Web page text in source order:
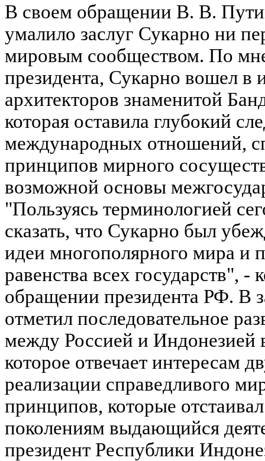
В своем обращении В. В.
умалило заслуг Сукарно ни
мировым сообществом. По
президента, Сукарно вошел в
архитекторов знаменитой
которая оставила глубокий
международных отношений,
принципов мирного
возможной основы
"Пользуясь терминологией
сказать, что Сукарно был
идеи многополярного мира и
равенства всех государств", -
обращении президента РФ. В
отметил последовательное
между Россией и Индонезией
которое отвечает интересам
реализации справедливого
принципов, которые
поколениям выдающийся
президент Республики